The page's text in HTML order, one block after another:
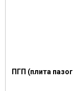
ПГП (плита